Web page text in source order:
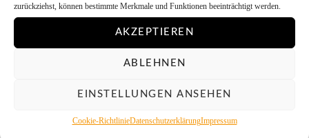
zurückziehst, können bestimmte Merkmale und Funktionen beeinträchtigt werden.
AKZEPTIEREN
ABLEHNEN
EINSTELLUNGEN ANSEHEN
Cookie-RichtlinieDatenschutzerklärungImpressum
Menschen vor der Kamera